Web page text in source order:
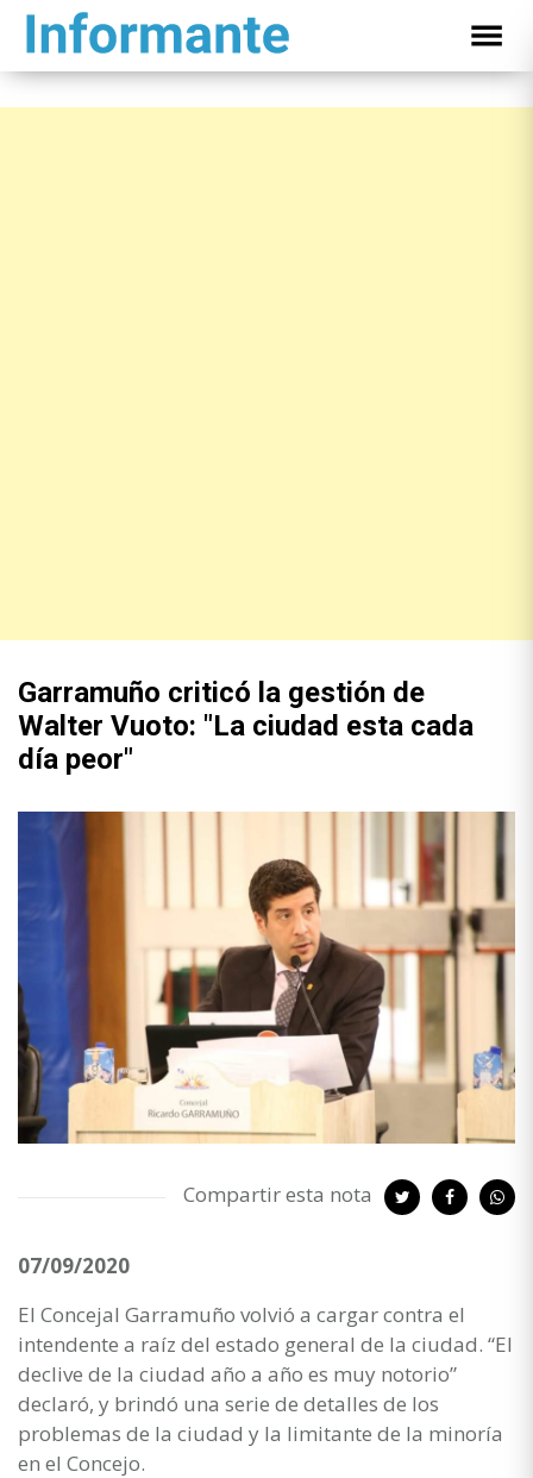
Garramuño criticó la gestión de
Walter Vuoto: "La ciudad esta cada
día peor"
Compartir esta nota
07/09/2020
El Concejal Garramuño volvió a cargar contra el
intendente a raíz del estado general de la ciudad. “El
declive de la ciudad año a año es muy notorio”
declaró, y brindó una serie de detalles de los
problemas de la ciudad y la limitante de la minoría
en el Concejo.